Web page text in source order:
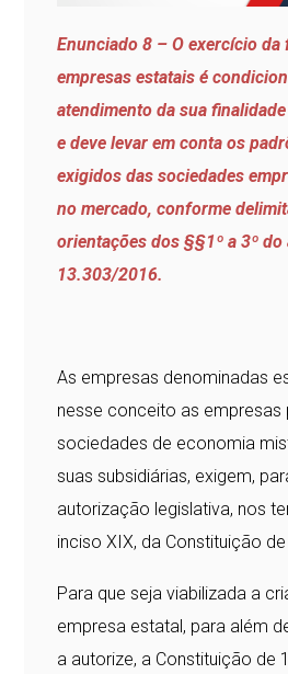
Enunciado 8 – O exercício
empresas estatais é
atendimento da sua
e deve levar em conta os
exigidos das sociedades
no mercado, conforme
orientações dos §§1º a 3º
13.303/2016.
As empresas denominadas
nesse conceito as empresas
sociedades de economia
suas subsidiárias, exigem,
autorização legislativa, nos
inciso XIX, da Constituição de
Para que seja viabilizada a
empresa estatal, para além
a autorize, a Constituição de